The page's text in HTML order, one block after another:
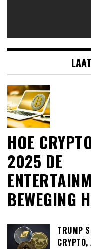
HOE
2025 DE
BEWEGING
TRUMP